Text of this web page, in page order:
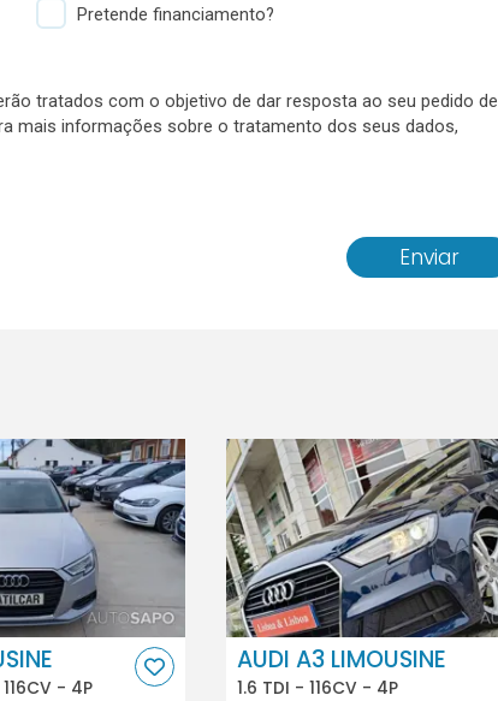
Pretende financiamento?
tratados com o objetivo de dar resposta ao seu pedido de
mais informações sobre o tratamento dos seus dados,
Enviar
- 4P
AUDI A3 LIMOUSINE
1.6 TDI - 116CV - 4P